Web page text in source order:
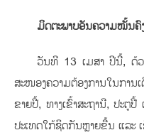
ມິດຕະພາບອັນຄວາມໝັ້ນຄົ
ວັນທີ 13 ເມສາ ປີນີ້, ດ້ວຍ
ສະໜອງຄວາມຕ້ອງການໃນການ
ຂາຍປີ້, ທາງເຂົ້າສະຖານີ, ປະຕູ
ປະເທດໃກ້ຊິດກັນຫຼາຍຂື້ນ ແລະ